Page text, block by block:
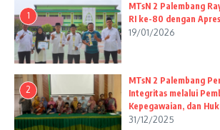
1
MTsN 2 Palembang
RI ke-80 dengan
19/01/2026
2
MTsN 2 Palembang
Integritas melalui
Kepegawaian, dan
31/12/2025